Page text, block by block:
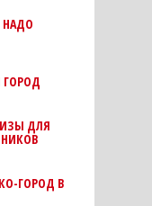
НАДО
ГОРОД
ДЛЯ
ГОРОД В